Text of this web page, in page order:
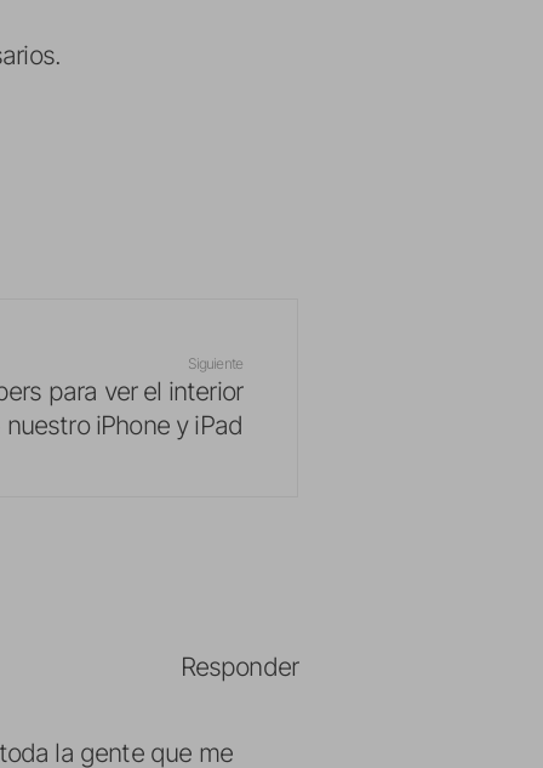
Siguiente
para ver el interior
nuestro iPhone y iPad
la gente que me
Responder